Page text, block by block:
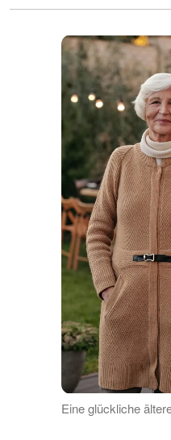
Eine glückliche